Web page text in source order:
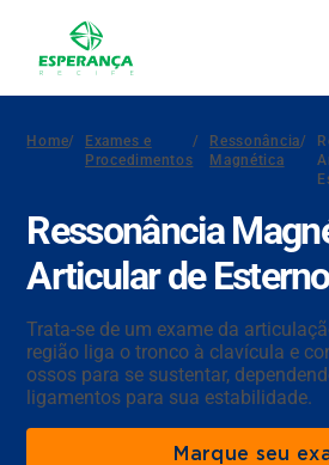
Home/
Exames e
Procedimentos
/
Ressonância
Magnética
/
Ressonância
Articular de
Trata-se de um exame da
região liga o tronco à clavícula e
ossos para se sustentar,
ligamentos para sua estabilidade.
Marque seu